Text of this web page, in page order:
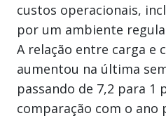
custos operacionais,
por um ambiente
A relação entre carga e
aumentou na última
passando de 7,2 para 1
comparação com o ano